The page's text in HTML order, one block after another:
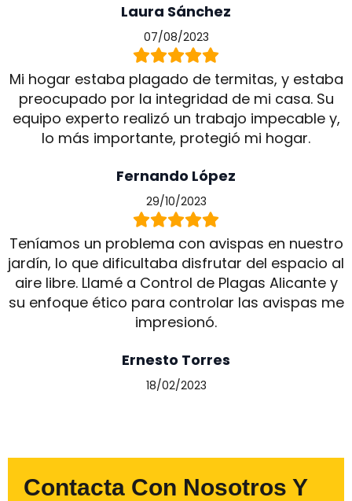
Laura Sánchez
07/08/2023
Mi hogar estaba plagado de termitas, y estaba
preocupado por la integridad de mi casa. Su
equipo experto realizó un trabajo impecable y,
lo más importante, protegió mi hogar.
Fernando López
29/10/2023
Teníamos un problema con avispas en nuestro
jardín, lo que dificultaba disfrutar del espacio al
aire libre. Llamé a Control de Plagas Alicante y
su enfoque ético para controlar las avispas me
impresionó.
Ernesto Torres
18/02/2023
Contacta Con Nosotros Y